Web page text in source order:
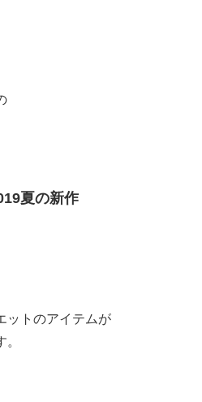
夏の新作
ットのアイテムが